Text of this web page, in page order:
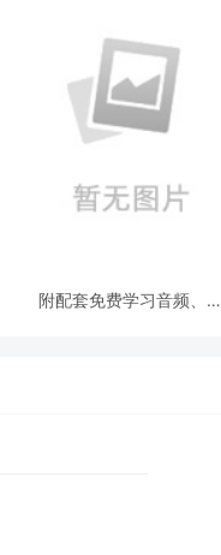
附配套免费学习音频、课